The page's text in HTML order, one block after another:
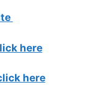
here
here